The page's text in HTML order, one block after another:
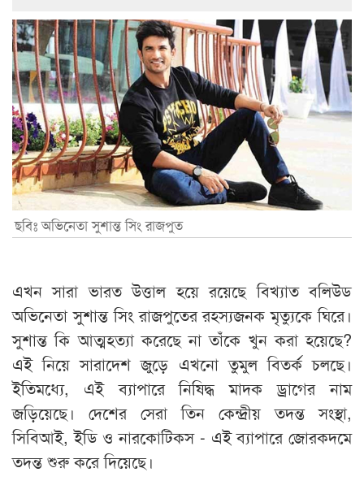
ছবিঃ অভিনেতা সুশান্ত সিং রাজপুত
এখন সারা ভারত উত্তাল হয়ে রয়েছে বিখ্যাত বলিউড
অভিনেতা সুশান্ত সিং রাজপুতের রহস্যজনক মৃত্যুকে ঘিরে।
সুশান্ত কি আত্মহত্যা করেছে না তাঁকে খুন করা হয়েছে?
এই নিয়ে সারাদেশ জুড়ে এখনো তুমুল বিতর্ক চলছে।
ইতিমধ্যে, এই ব্যাপারে নিষিদ্ধ মাদক ড্রাগের নাম
জড়িয়েছে। দেশের সেরা তিন কেন্দ্রীয় তদন্ত সংস্থা,
সিবিআই, ইডি ও নারকোটিকস - এই ব্যাপারে জোরকদমে
তদন্ত শুরু করে দিয়েছে।